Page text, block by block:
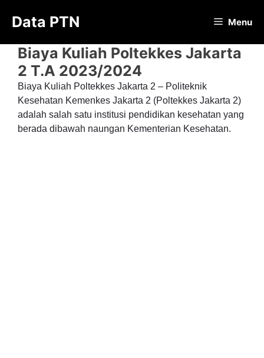
Data PTN Menu
Biaya Kuliah Poltekkes Jakarta
2 T.A 2023/2024
Biaya Kuliah Poltekkes Jakarta 2 – Politeknik
Kesehatan Kemenkes Jakarta 2 (Poltekkes Jakarta 2)
adalah salah satu institusi pendidikan kesehatan yang
berada dibawah naungan Kementerian Kesehatan.